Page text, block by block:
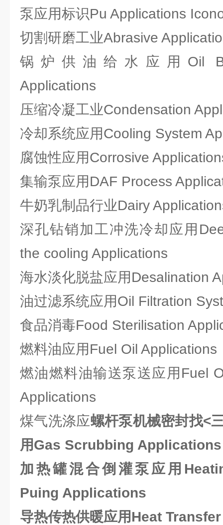
泵应用标识Pu Applications
切割研磨工业Abrasive
锅炉供油给水应用Oil
Applications
压缩冷凝工业Condensation
冷却系统应用Cooling System
腐蚀性应用Corrosive
集输泵应用DAF Process
牛奶乳制品行业Dairy
深孔钻销加工冲洗冷却应用
the cooling Applications
海水淡化脱盐应用Desalination
油过滤系统应用Oil Filtration
食品消毒Food Sterilisation
燃料油应用Fuel Oil Applications
燃油燃料油输送泵送应用Fuel
Applications
煤气洗涤应螺杆泵机械密封找<
用Gas Scrubbing Applications
加热罐混合倒灌泵应用
Puing Applications
导热传热供暖应用Heat